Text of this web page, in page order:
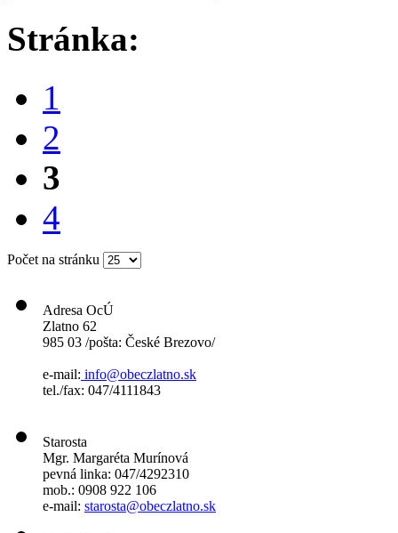
Stránka:
1
2
3
4
Počet na stránku
Adresa OcÚ
Zlatno 62
985 03 /pošta: České Brezovo/
e-mail: info@obeczlatno.sk
tel./fax: 047/4111843
Starosta
Mgr. Margaréta Murínová
pevná linka: 047/4292310
mob.: 0908 922 106
e-mail: starosta@obeczlatno.sk